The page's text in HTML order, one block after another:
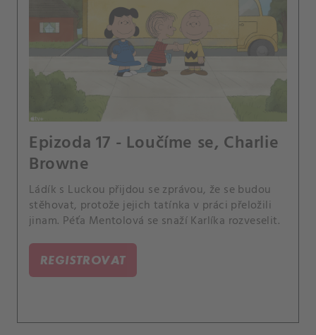
Epizoda 17 - Loučíme se, Charlie
Browne
Ládík s Luckou přijdou se zprávou, že se budou
stěhovat, protože jejich tatínka v práci přeložili
jinam. Péťa Mentolová se snaží Karlíka rozveselit.
REGISTROVAT